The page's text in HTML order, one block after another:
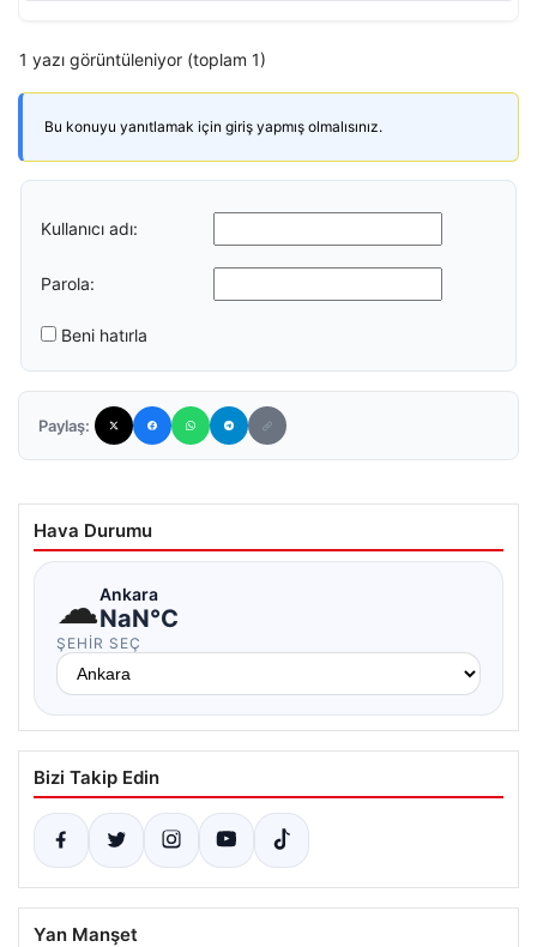
1 yazı görüntüleniyor (toplam 1)
Bu konuyu yanıtlamak için giriş yapmış olmalısınız.
Kullanıcı adı:
Parola:
Beni hatırla
Paylaş:
Hava Durumu
☁Ankara
NaN°C
ŞEHIR SEÇ
Bizi Takip Edin
Yan Manşet